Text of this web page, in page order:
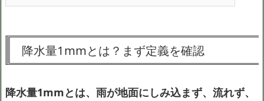
降水量1mmとは？まず定義を確認
降水量1mmとは、雨が地面にしみ込まず、流れず、